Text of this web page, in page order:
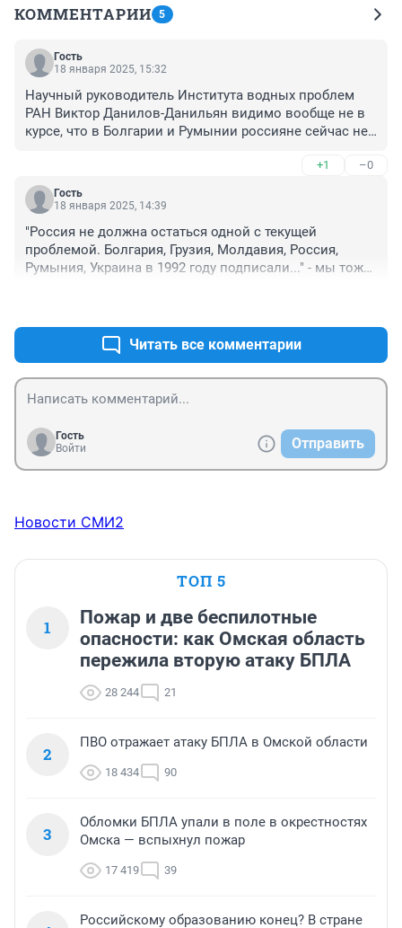
КОММЕНТАРИИ 5
Гость
18 января 2025, 15:32
Научный руководитель Института водных проблем
РАН Виктор Данилов-Данильян видимо вообще не в
курсе, что в Болгарии и Румынии россияне сейчас не
активного завозного туризма тоже нет. В одном прав
- в том, что нужно всем черноморским побережьем
решать проблему мазута.
+1 –0
Гость
18 января 2025, 14:39
"Россия не должна остаться одной с текущей
проблемой. Болгария, Грузия, Молдавия, Россия,
Румыния, Украина в 1992 году подписали..." - мы тоже
Читать все комментарии
Гость
Войти
Отправить
Новости СМИ2
ТОП 5
1
Пожар и две беспилотные
опасности: как Омская область
пережила вторую атаку БПЛА
28 244 21
2
ПВО отражает атаку БПЛА в Омской области
18 434 90
3
Обломки БПЛА упали в поле в окрестностях
Омска — вспыхнул пожар
17 419 39
Российскому образованию конец? В стране